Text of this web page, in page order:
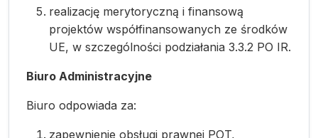
realizację merytoryczną i finansową
projektów współfinansowanych ze środków
UE, w szczególności podziałania 3.3.2 PO IR.
Biuro Administracyjne
Biuro odpowiada za:
zapewnienie obsługi prawnej POT,